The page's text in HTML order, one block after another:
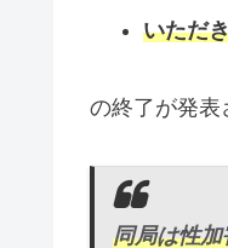
いただ
の終了が発表
同局は性